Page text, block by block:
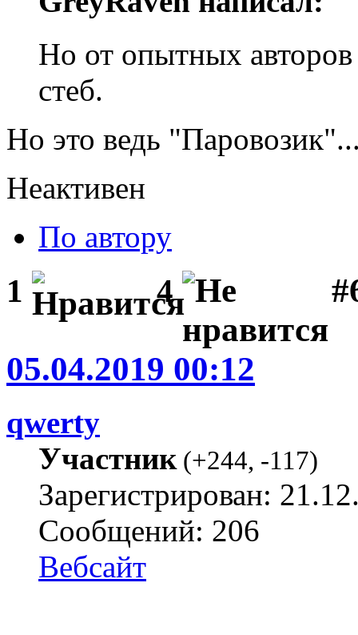
Но от опытных авторов
стеб.
Но это ведь
Неактивен
По автору
1 4
05.04.2019 00:12
qwerty
Участник(+244, -117)
Зарегистрирован:
Сообщений: 206
Вебсайт